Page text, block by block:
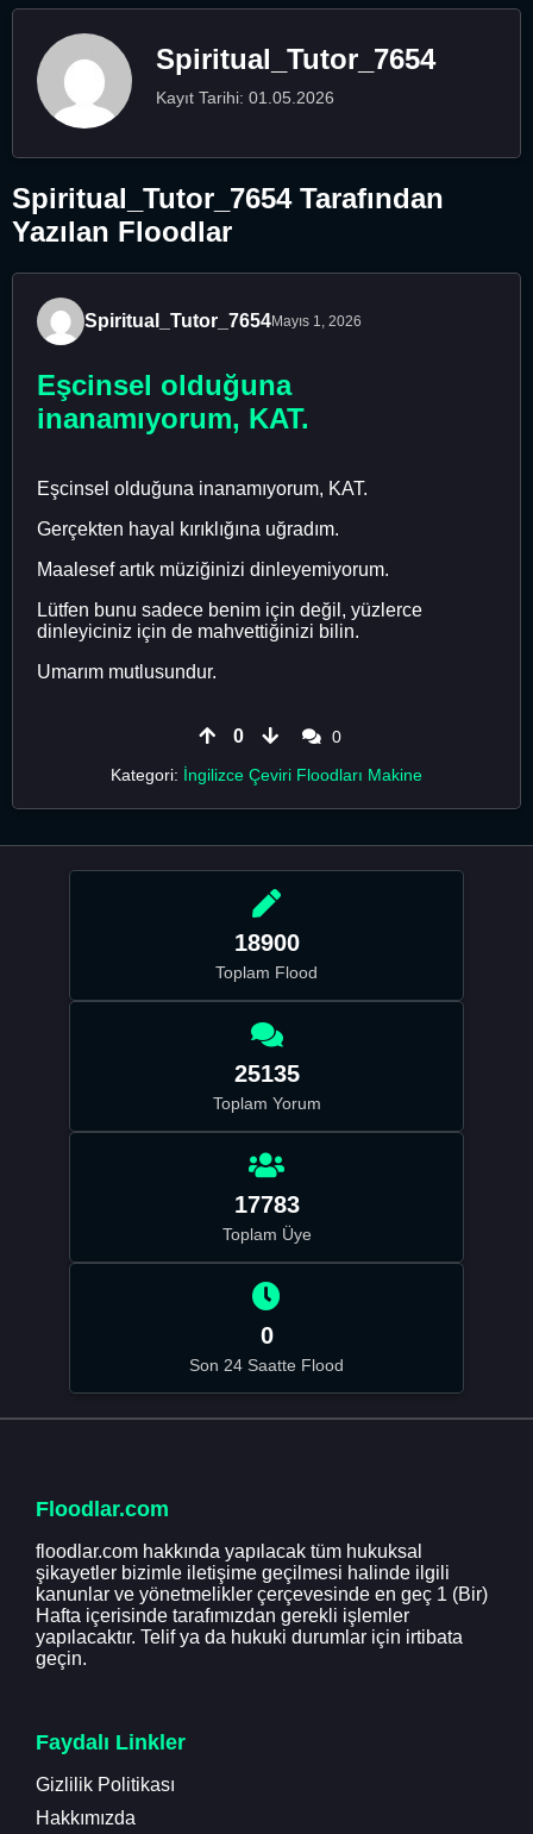
Spiritual_Tutor_7654
Kayıt Tarihi: 01.05.2026
Spiritual_Tutor_7654 Tarafından
Yazılan Floodlar
Spiritual_Tutor_7654Mayıs 1, 2026
Eşcinsel olduğuna
inanamıyorum, KAT.
Eşcinsel olduğuna inanamıyorum, KAT.
Gerçekten hayal kırıklığına uğradım.
Maalesef artık müziğinizi dinleyemiyorum.
Lütfen bunu sadece benim için değil, yüzlerce
dinleyiciniz için de mahvettiğinizi bilin.
Umarım mutlusundur.
0
0
Kategori: İngilizce Çeviri Floodları Makine
18900
Toplam Flood
25135
Toplam Yorum
17783
Toplam Üye
0
Son 24 Saatte Flood
Floodlar.com
floodlar.com hakkında yapılacak tüm hukuksal
şikayetler bizimle iletişime geçilmesi halinde ilgili
kanunlar ve yönetmelikler çerçevesinde en geç 1 (Bir)
Hafta içerisinde tarafımızdan gerekli işlemler
yapılacaktır. Telif ya da hukuki durumlar için irtibata
geçin.
Faydalı Linkler
Gizlilik Politikası
Hakkımızda